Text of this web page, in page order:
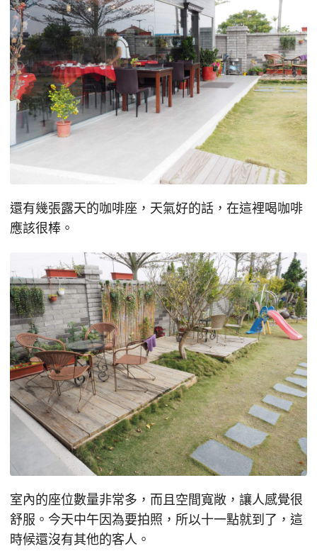
還有幾張露天的咖啡座，天氣好的話，在這裡喝咖啡
應該很棒。
室內的座位數量非常多，而且空間寬敞，讓人感覺很
舒服。今天中午因為要拍照，所以十一點就到了，這
時候還沒有其他的客人。